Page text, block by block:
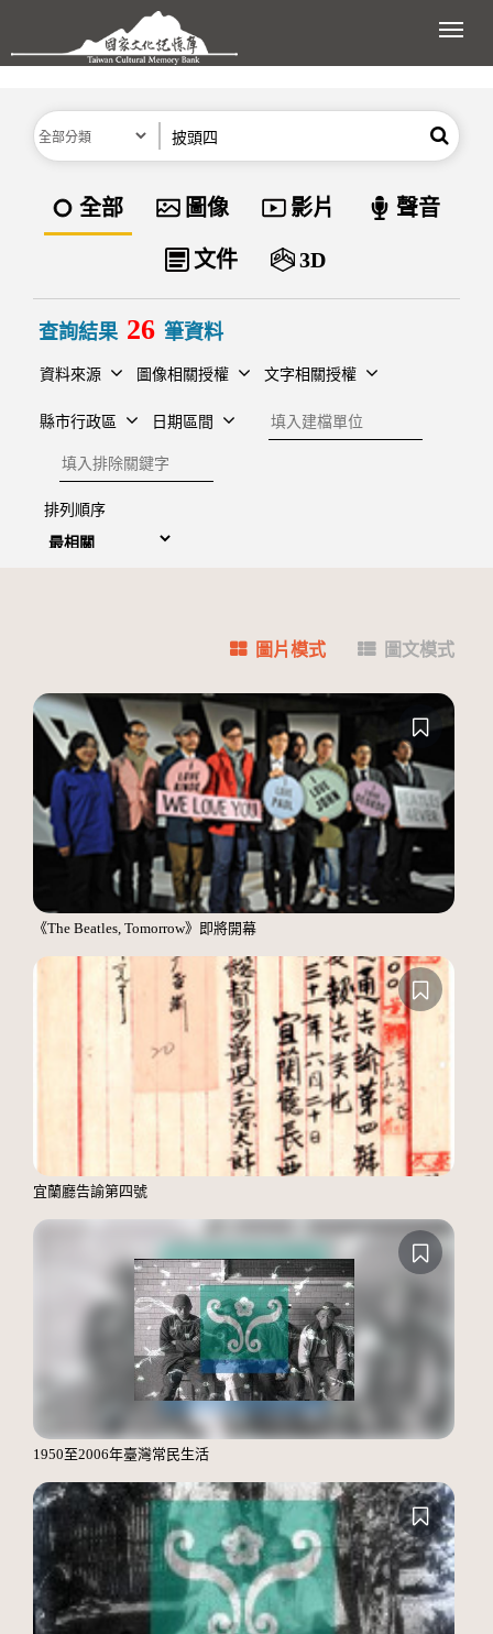
跳到主要內容區塊
展
分類 搜尋
資料類型
全部 圖像 影片 聲音
文件 3D
查詢結果 26 筆資料
資料來源 圖像相關授權 文字相關授權
縣市行政區 日期區間
建檔單位
排除關鍵字
排列順序
圖片模式 圖文模式
《The Beatles, Tomorrow》即將開幕
宜蘭廳告諭第四號
1950至2006年臺灣常民生活